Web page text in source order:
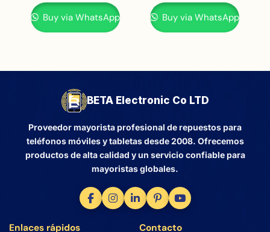
Buy via WhatsApp Buy via WhatsApp
BETA Electronic Co LTD
Proveedor mayorista profesional de repuestos para
teléfonos móviles y tabletas desde 2008. Ofrecemos
productos de alta calidad y un servicio confiable para
mayoristas globales.
Enlaces rápidos Contacto